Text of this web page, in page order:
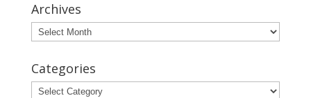
Archives
Archives
Categories
Categories